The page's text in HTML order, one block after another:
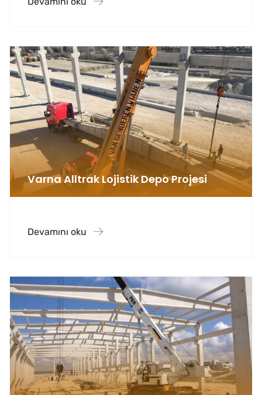
Varna Alltrak Lojistik Depo Projesi
Devamını oku